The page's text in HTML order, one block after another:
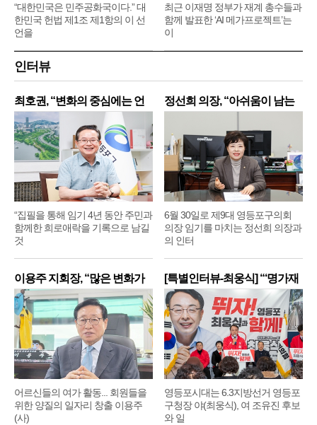
“대한민국은 민주공화국이다.” 대
한민국 헌법 제1조 제1항의 이 선
언을
메
최근 이재명 정부가 재계 총수들과
함께 발표한 ‘AI 메가프로젝트’는
이
인터뷰
최호권, “변화의 중심에는 언
제
“집필을 통해 임기 4년 동안 주민과
함께한 희로애락을 기록으로 남길
것
정선희 의장, “아쉬움이 남는
6월 30일로 제9대 영등포구의회
의장 임기를 마치는 정선희 의장과
의 인터
이용주 지회장, “많은 변화가
어르신들의 여가 활동... 회원들을
위한 양질의 일자리 창출 이용주
(사)
[특별인터뷰-최웅식] “‘명가재
영등포시대는 6.3지방선거 영등포
구청장 야(최웅식), 여 조유진 후보
와 일